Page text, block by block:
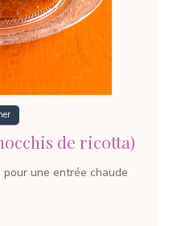
de ricotta)
pour une entrée chaude